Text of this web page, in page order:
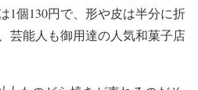
1個130円で、形や皮は半分に折
芸能人も御用達の人気和菓子店